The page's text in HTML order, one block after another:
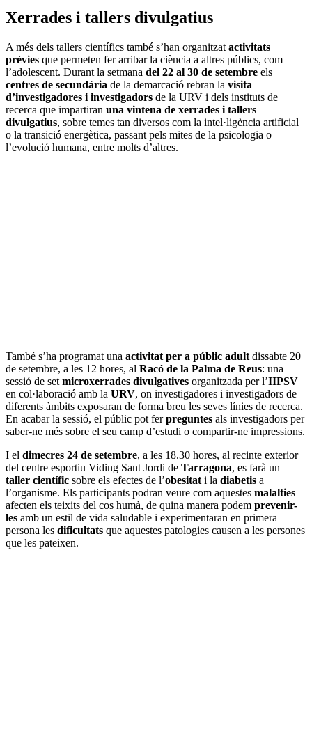
Xerrades i tallers divulgatius
A més dels tallers científics també s’han organitzat activitats
prèvies que permeten fer arribar la ciència a altres públics, com
l’adolescent. Durant la setmana del 22 al 30 de setembre els
centres de secundària de la demarcació rebran la visita
d’investigadores i investigadors de la URV i dels instituts de
recerca que impartiran una vintena de xerrades i tallers
divulgatius, sobre temes tan diversos com la intel·ligència artificial
o la transició energètica, passant pels mites de la psicologia o
l’evolució humana, entre molts d’altres.
També s’ha programat una activitat per a públic adult dissabte 20
de setembre, a les 12 hores, al Racó de la Palma de Reus: una
sessió de set microxerrades divulgatives organitzada per l’IIPSV
en col·laboració amb la URV, on investigadores i investigadors de
diferents àmbits exposaran de forma breu les seves línies de recerca.
En acabar la sessió, el públic pot ferpreguntes als investigadors per
saber-ne més sobre el seu camp d’estudi o compartir-ne impressions.
I el dimecres 24 de setembre, a les 18.30 hores, al recinte exterior
del centre esportiu Viding Sant Jordi de Tarragona, es farà un
taller científic sobre els efectes de l’obesitat i la diabetis a
l’organisme. Els participants podran veure com aquestes malalties
afecten els teixits del cos humà, de quina manera podem prevenir-
les amb un estil de vida saludable i experimentaran en primera
persona les dificultats que aquestes patologies causen a les persones
que les pateixen.